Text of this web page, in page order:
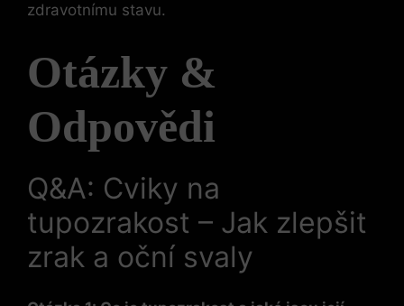
zdravotnímu stavu.
Otázky &
Odpovědi
Q&A: Cviky na
tupozrakost – Jak zlepšit
zrak a oční svaly